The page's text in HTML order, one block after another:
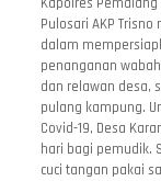
Pulosari AKP
dalam
penanganan
dan relawan desa,
pulang kampung.
Covid-19, Desa
hari bagi pemudik.
cuci tangan pakai